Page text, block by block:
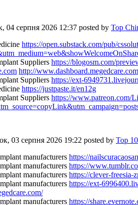
04 серпня 2026 12:37 posted by Top
https://open.substack.com/pub/
Suppliers https://blogosm.com/
http://
Suppliers https://ext-
https://justpaste.it/en12g
Suppliers https://www.patreon.com/
03 серпня 2026 19:22 posted by Top
manufacturers https://
manufacturers https://
manufacturers https://clever-freesia-
manufacturers https://ext-
manufacturers https://